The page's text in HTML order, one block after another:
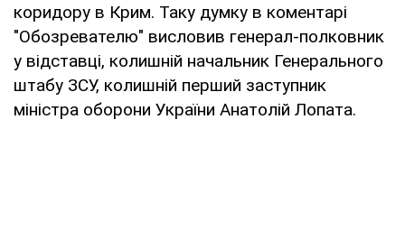
коридору в Крим. Таку думку в коментарі
"Обозревателю" висловив генерал-полковник
у відставці, колишній начальник Генерального
штабу ЗСУ, колишній перший заступник
міністра оборони України Анатолій Лопата.